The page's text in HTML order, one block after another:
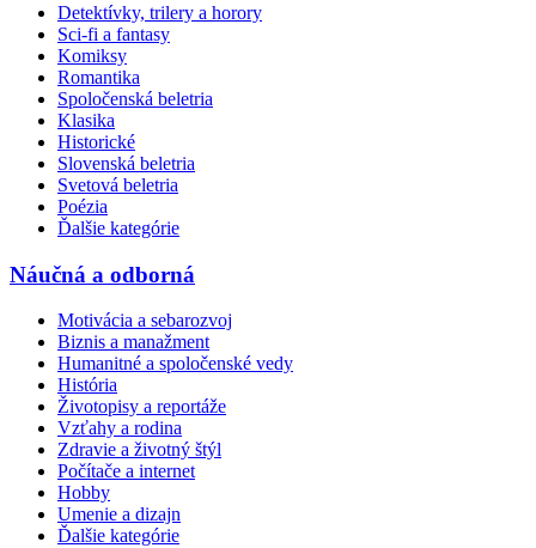
Detektívky, trilery a horory
Sci-fi a fantasy
Komiksy
Romantika
Spoločenská beletria
Klasika
Historické
Slovenská beletria
Svetová beletria
Poézia
Ďalšie kategórie
Náučná a odborná
Motivácia a sebarozvoj
Biznis a manažment
Humanitné a spoločenské vedy
História
Životopisy a reportáže
Vzťahy a rodina
Zdravie a životný štýl
Počítače a internet
Hobby
Umenie a dizajn
Ďalšie kategórie